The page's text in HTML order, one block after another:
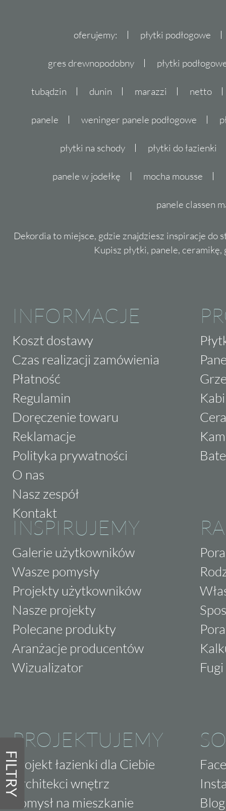
FILTRY
oferujemy: płytki podłogowe
gres drewnopodobny płytki
tubądzin dunin marazzi netto
panele weninger panele podłogowe
płytki na schody płytki do łazienki
panele w jodełkę mocha mousse
panele classen
Dekordia to miejsce, gdzie znajdziesz inspiracje do
Kupisz płytki, panele,
INFORMACJE
Koszt dostawy
Czas realizacji zamówienia
Płatność
Regulamin
Doręczenie towaru
Reklamacje
Polityka prywatności
O nas
Nasz zespół
Kontakt
INSPIRUJEMY
Galerie użytkowników
Wasze pomysły
Projekty użytkowników
Nasze projekty
Polecane produkty
Aranżacje producentów
Wizualizator
PROJEKTUJEMY
Projekt łazienki dla Ciebie
Architekci wnętrz
Pomysł na mieszkanie
Blog